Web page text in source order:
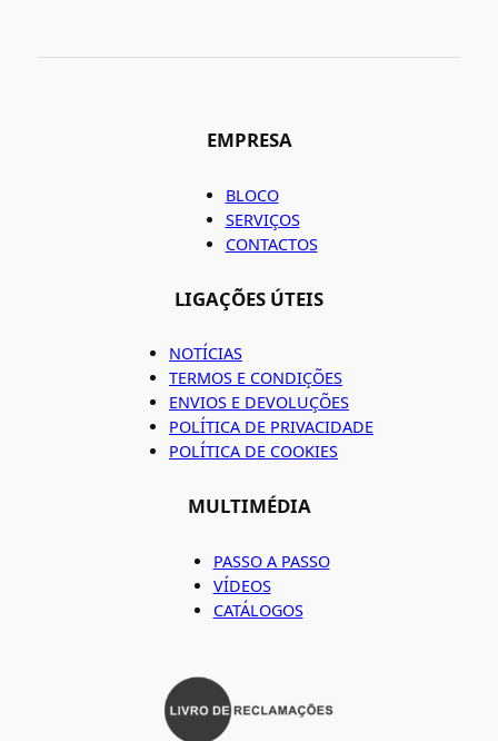
EMPRESA
BLOCO
SERVIÇOS
CONTACTOS
LIGAÇÕES ÚTEIS
NOTÍCIAS
TERMOS E CONDIÇÕES
ENVIOS E DEVOLUÇÕES
POLÍTICA DE PRIVACIDADE
POLÍTICA DE COOKIES
MULTIMÉDIA
PASSO A PASSO
VÍDEOS
CATÁLOGOS